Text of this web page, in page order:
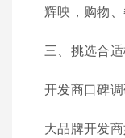
辉映，购物、
三、挑选合
开发商口碑调
大品牌开发